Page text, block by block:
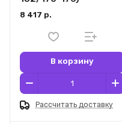
8 417 р.
В корзину
Рассчитать доставку